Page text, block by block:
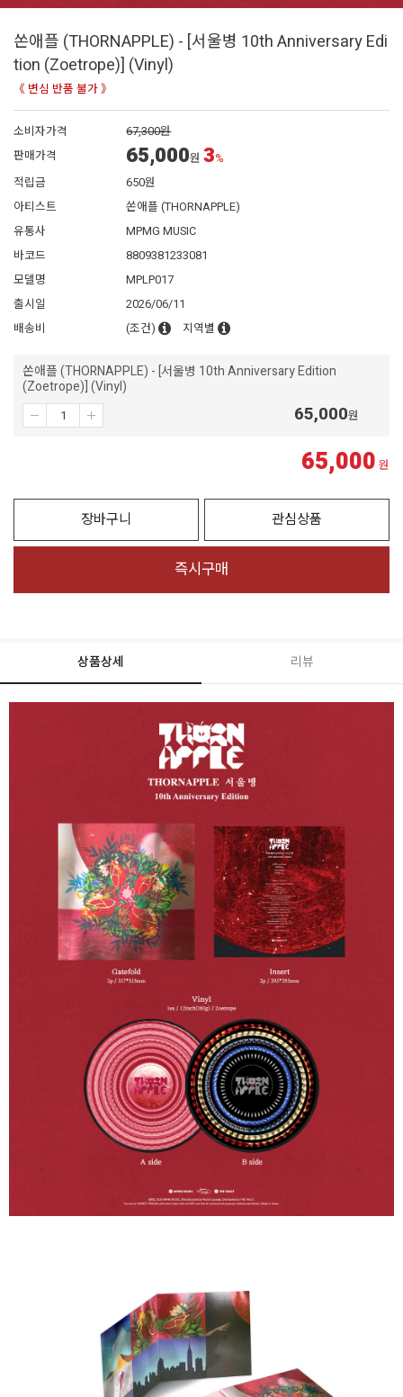
쏜애플 (THORNAPPLE) - [서울병 10th Anniversary Edi
tion (Zoetrope)] (Vinyl)
《 변심 반품 불가 》
소비자가격
67,300원
판매가격
65,000원 3%
적립금
650원
아티스트
쏜애플 (THORNAPPLE)
유통사
MPMG MUSIC
바코드
8809381233081
모델명
MPLP017
출시일
2026/06/11
배송비
(조건) 지역별
쏜애플 (THORNAPPLE) - [서울병 10th Anniversary Edition
(Zoetrope)] (Vinyl)
65,000원
65,000 원
장바구니 관심상품
즉시구매
상품상세 리뷰